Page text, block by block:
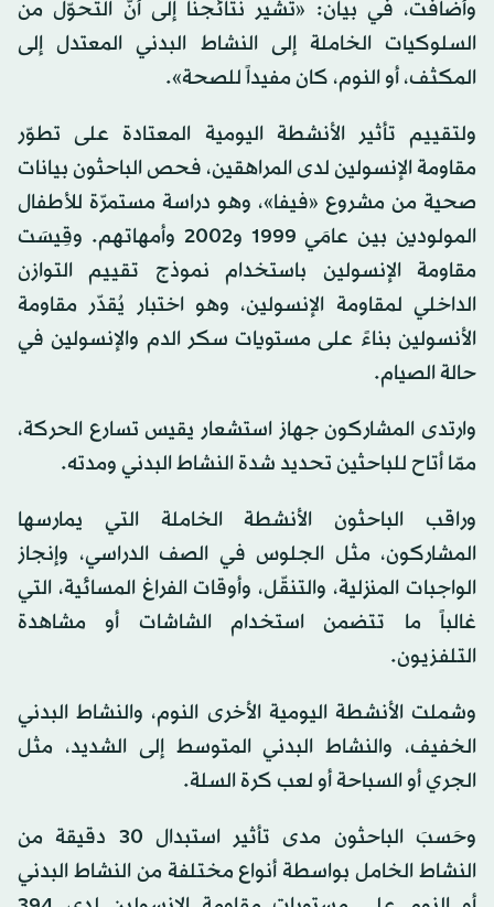
وأضافت، في بيان: «تشير نتائجنا إلى أنّ التحوّل من
السلوكيات الخاملة إلى النشاط البدني المعتدل إلى
المكثف، أو النوم، كان مفيداً للصحة».
ولتقييم تأثير الأنشطة اليومية المعتادة على تطوّر
مقاومة الإنسولين لدى المراهقين، فحص الباحثون بيانات
صحية من مشروع «فيفا»، وهو دراسة مستمرّة للأطفال
المولودين بين عامَي 1999 و2002 وأمهاتهم. وقِيسَت
مقاومة الإنسولين باستخدام نموذج تقييم التوازن
الداخلي لمقاومة الإنسولين، وهو اختبار يُقدّر مقاومة
الأنسولين بناءً على مستويات سكر الدم والإنسولين في
حالة الصيام.
وارتدى المشاركون جهاز استشعار يقيس تسارع الحركة،
ممّا أتاح للباحثين تحديد شدة النشاط البدني ومدته.
وراقب الباحثون الأنشطة الخاملة التي يمارسها
المشاركون، مثل الجلوس في الصف الدراسي، وإنجاز
الواجبات المنزلية، والتنقّل، وأوقات الفراغ المسائية، التي
غالباً ما تتضمن استخدام الشاشات أو مشاهدة
التلفزيون.
وشملت الأنشطة اليومية الأخرى النوم، والنشاط البدني
الخفيف، والنشاط البدني المتوسط إلى الشديد، مثل
الجري أو السباحة أو لعب كرة السلة.
وحَسبَ الباحثون مدى تأثير استبدال 30 دقيقة من
النشاط الخامل بواسطة أنواع مختلفة من النشاط البدني